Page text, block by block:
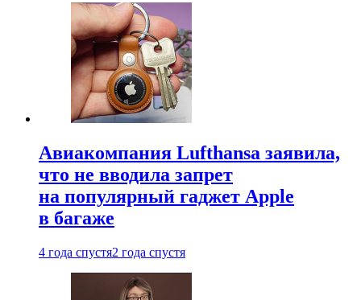
Авиакомпания Lufthansa заявила,
что не вводила запрет
на популярный гаджет Apple
в багаже
4 года спустя2 года спустя